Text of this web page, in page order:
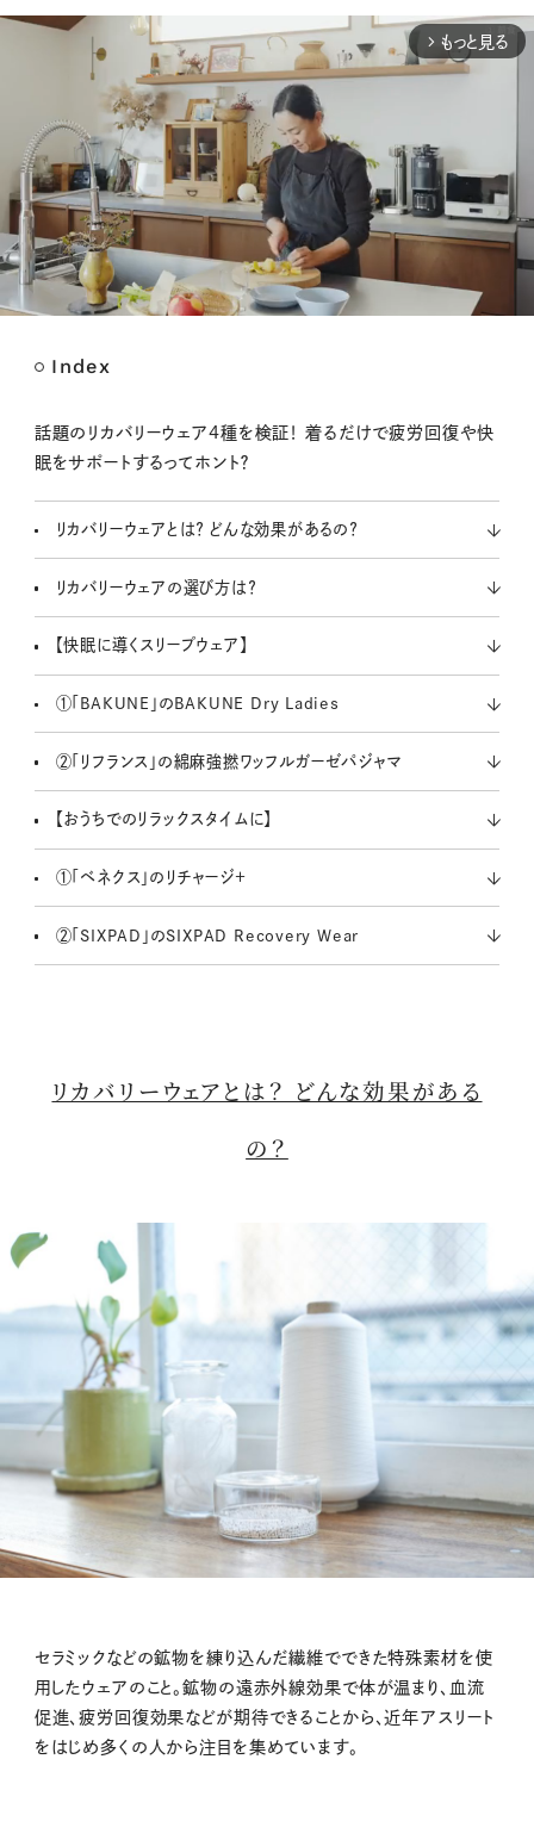
arrow_forward_ios もっと見る
t
Index
話題のリカバリーウェア4種を検証！ 着るだけで疲労回復や快
眠をサポートするってホント？
リカバリーウェアとは？ どんな効果があるの？
リカバリーウェアの選び方は？
【快眠に導くスリープウェア】
①「BAKUNE」のBAKUNE Dry Ladies
②「リフランス」の綿麻強撚ワッフルガーゼパジャマ
【おうちでのリラックスタイムに】
①「ベネクス」のリチャージ＋
②「SIXPAD」のSIXPAD Recovery Wear
リカバリーウェアとは？ どんな効果がある
の？
セラミックなどの鉱物を練り込んだ繊維でできた特殊素材を使
用したウェアのこと。鉱物の遠赤外線効果で体が温まり、血流
促進、疲労回復効果などが期待できることから、近年アスリート
をはじめ多くの人から注目を集めています。